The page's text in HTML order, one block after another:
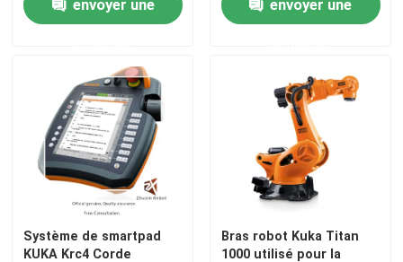
envoyer une envoyer une
Système de smartpad
KUKA Krc4 Corde
Bras robot Kuka Titan
1000 utilisé pour la